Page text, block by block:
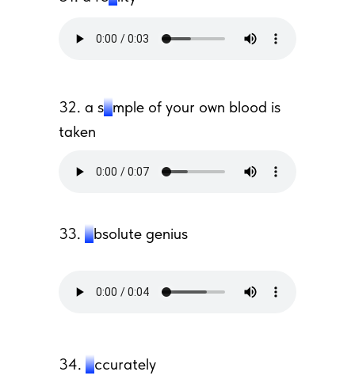
32. a sample of your own blood is
taken
33. absolute genius
34. accurately